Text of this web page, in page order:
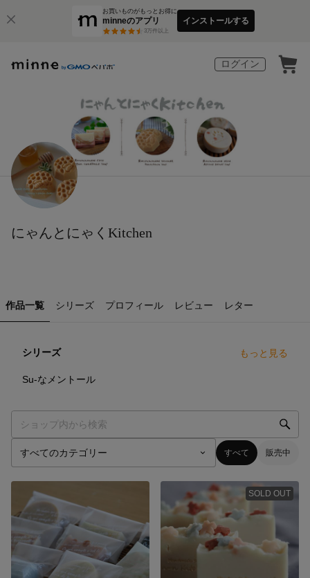
お買いものがもっとお得に
minneのアプリ
3万件以上
インストールする
ログイン
にゃんとにゃくKitchen
作品一覧 シリーズ プロフィール レビュー レター
シリーズ もっと見る
Su-なメントール
すべて 販売中
SOLD OUT